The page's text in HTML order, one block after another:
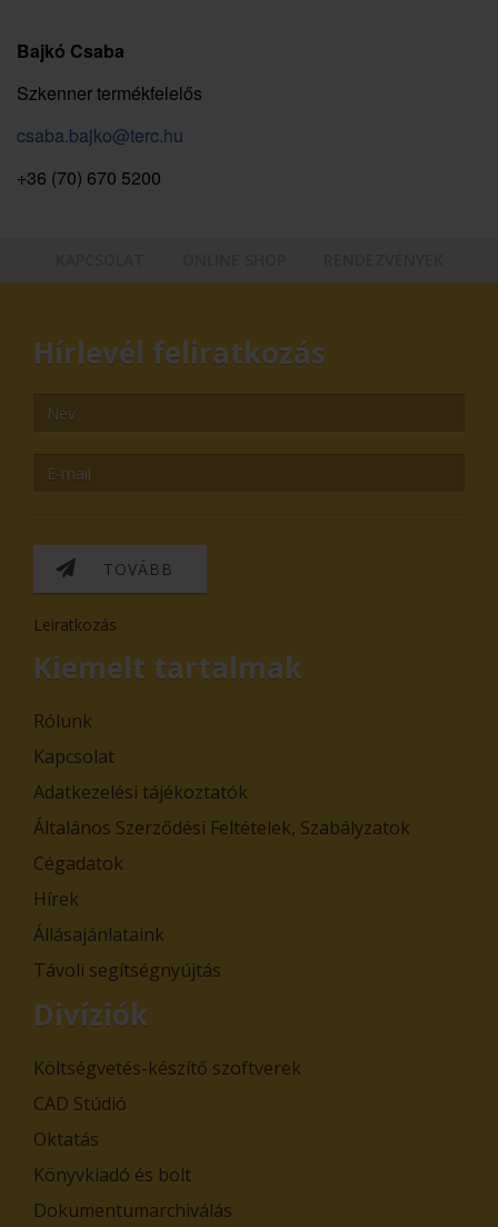
Bajkó Csaba
Szkenner termékfelelős
csaba.bajko@terc.hu
+36 (70) 670 5200
Hírlevél feliratkozás
TOVÁBB
Leiratkozás
Kiemelt tartalmak
Rólunk
Kapcsolat
Adatkezelési tájékoztatók
Általános Szerződési Feltételek, Szabályzatok
Cégadatok
Hírek
Állásajánlataink
Távoli segítségnyújtás
Divíziók
Költségvetés-készítő szoftverek
CAD Stúdió
Oktatás
Könyvkiadó és bolt
Dokumentumarchiválás